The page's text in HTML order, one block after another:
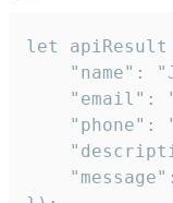
let apiResult
"name":
"email":
"phone":